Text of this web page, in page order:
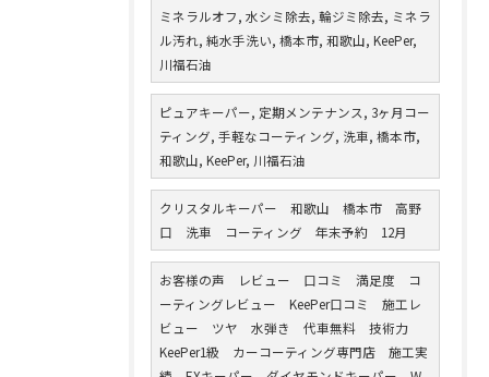
ミネラルオフ, 水シミ除去, 輪ジミ除去, ミネラ
ル汚れ, 純水手洗い, 橋本市, 和歌山, KeePer,
川福石油
ピュアキーパー, 定期メンテナンス, 3ヶ月コー
ティング, 手軽なコーティング, 洗車, 橋本市,
和歌山, KeePer, 川福石油
クリスタルキーパー 和歌山 橋本市 高野
口 洗車 コーティング 年末予約 12月
お客様の声 レビュー 口コミ 満足度 コ
ーティングレビュー KeePer口コミ 施工レ
ビュー ツヤ 水弾き 代車無料 技術力
KeePer1級 カーコーティング専門店 施工実